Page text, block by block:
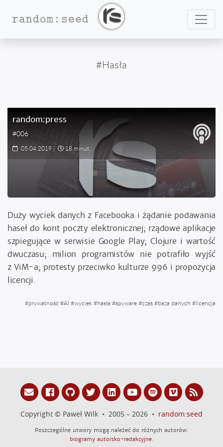
random:seed
#Hasła
random:press
#006
05.04.2019 | 18 minut
Duży wyciek danych z Facebooka i żądanie podawania
haseł do kont poczty elektronicznej; rządowe aplikacje
szpiegujące w serwisie Google Play; Clojure i wartość
dwuczasu; milion programistów nie potrafiło wyjść
z ViM-a; protesty przeciwko kulturze 996 i propozycja
licencji.
#prywatność #AI #wyciek #hasła #spyware#czas#baza danych #licencja
Copyright © Paweł Wilk • 2005 – 2026 • random:seed
Poszczególne utwory mogą należeć do różnych autorów:
biogramy autorsko-redakcyjne